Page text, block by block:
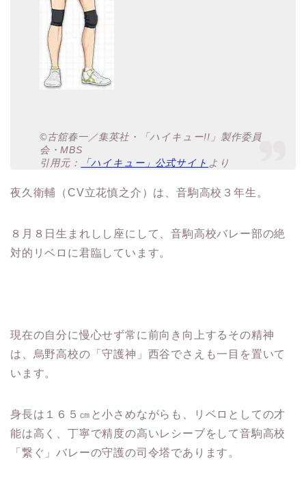
©古舘春一／集英社・「ハイキュー!!」製作委員
会・MBS
引用元：
「ハイキュー」公式サイト より
夜久衛輔（CV立花慎之介）は、音駒高校３年生。
８月８日生まれしし座にして、音駒高校バレー部の絶
対的リベロに君臨しています。
現在の自分に慢心せず常に前向き向上するその精神
は、烏野高校の「守護神」西谷でさえも一目を置いて
います。
身長は１６５㎝と小さめながらも、リベロとしての才
能は高く、丁寧で精度の高いレシーブをして音駒高校
「繋ぐ」バレーの守護の司令塔であります。